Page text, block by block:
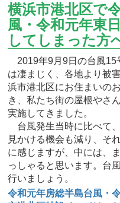
横浜市港北区で
風・令和元年東
してしまった方
2019年9月9日の台風15
は凄まじく、各地より被
浜市港北区にお住まいの
き、私たち街の屋根やさ
実施してきました。
台風発生当時に比べて
見かける機会も減り、そ
に感じますが、中には、
っしゃると思います。台
行いましょう。
令和元年房総半島台風・